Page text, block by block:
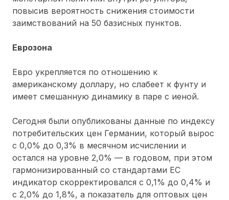
повысив вероятность снижения стоимости
заимствований на 50 базисных пунктов.
Еврозона
Евро укрепляется по отношению к
американскому доллару, но слабеет к фунту и
имеет смешанную динамику в паре с иеной.
Сегодня были опубликованы данные по индексу
потребительских цен Германии, который вырос
с 0,0% до 0,3% в месячном исчислении и
остался на уровне 2,0% — в годовом, при этом
гармонизированный со стандартами ЕС
индикатор скорректировался с 0,1% до 0,4% и
с 2,0% до 1,8%, а показатель для оптовых цен